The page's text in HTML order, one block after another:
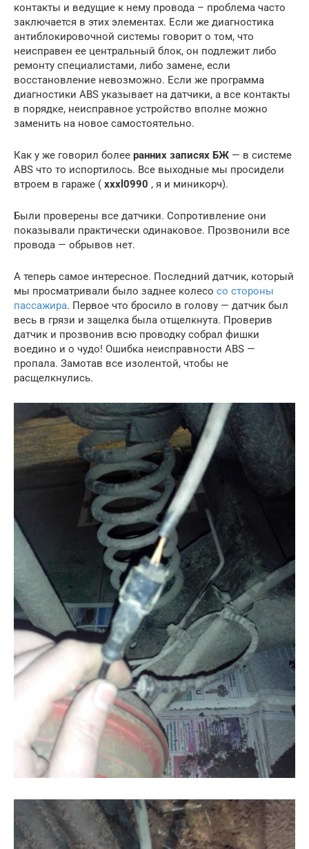
контакты и ведущие к нему провода – проблема часто
заключается в этих элементах. Если же диагностика
антиблокировочной системы говорит о том, что
неисправен ее центральный блок, он подлежит либо
ремонту специалистами, либо замене, если
восстановление невозможно. Если же программа
диагностики ABS указывает на датчики, а все контакты
в порядке, неисправное устройство вполне можно
заменить на новое самостоятельно.
Как у же говорил более ранних записях БЖ — в системе
ABS что то испортилось. Все выходные мы просидели
втроем в гараже ( xxxl0990 , я и миникорч).
Были проверены все датчики. Сопротивление они
показывали практически одинаковое. Прозвонили все
провода — обрывов нет.
А теперь самое интересное. Последний датчик, который
мы просматривали было заднее колесо со стороны
пассажира. Первое что бросило в голову — датчик был
весь в грязи и защелка была отщелкнута. Проверив
датчик и прозвонив всю проводку собрал фишки
воедино и о чудо! Ошибка неисправности ABS —
пропала. Замотав все изолентой, чтобы не
расщелкнулись.